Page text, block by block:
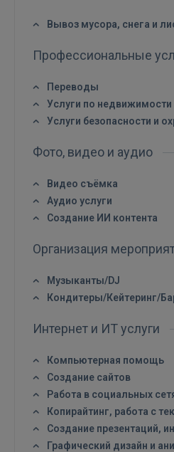
Войти
Забыли пароль?
 Sign in
Ещё не
Вывоз мусора, снега и
Профессиональные
Переводы
Услуги по недвижимости
Услуги безопасности и
Фото, видео и аудио
Видео съёмка
Аудио услуги
Создание ИИ контента
Организация
Музыканты/DJ
Кондитеры/Кейтеринг/
Интернет и ИТ услуги
Компьютерная помощь
Создание сайтов
Работа в социальных
Копирайтинг, работа с
Создание презентаций,
Графический дизайн и